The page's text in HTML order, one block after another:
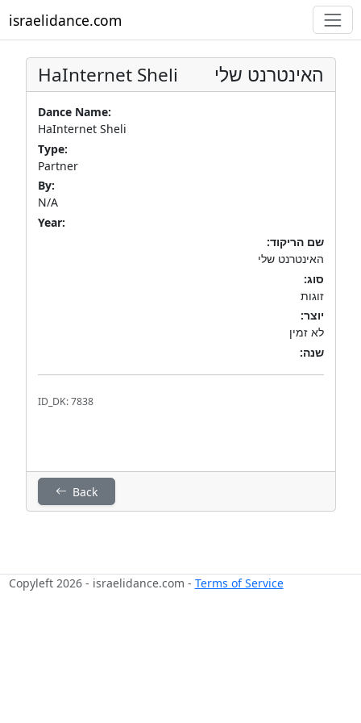
israelidance.com
HaInternet Sheli האינטרנט שלי
Dance Name:
HaInternet Sheli
Type:
Partner
By:
N/A
Year:
שם הריקוד:
האינטרנט שלי
סוג:
זוגות
יוצר:
לא זמין
שנה:
ID_DK: 7838
Back
Copyleft 2026 - israelidance.com - Terms of Service